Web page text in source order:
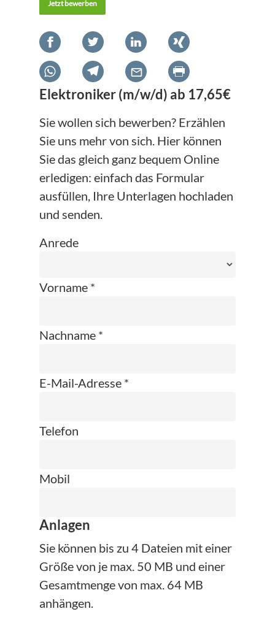
Jetzt bewerben
Elektroniker (m/w/d) ab 17,65€
Sie wollen sich bewerben? Erzählen
Sie uns mehr von sich. Hier können
Sie das gleich ganz bequem Online
erledigen: einfach das Formular
ausfüllen, Ihre Unterlagen hochladen
und senden.
Anrede
Vorname *
Nachname *
E-Mail-Adresse *
Telefon
Mobil
Anlagen
Sie können bis zu 4 Dateien mit einer
Größe von je max. 50 MB und einer
Gesamtmenge von max. 64 MB
anhängen.